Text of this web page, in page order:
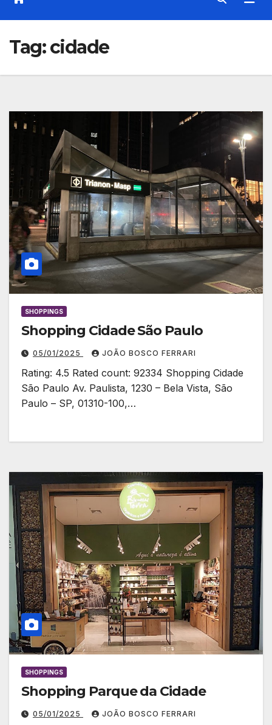
Tag:cidade
SHOPPINGS
Shopping Cidade São Paulo
05/01/2025 JOÃO BOSCO FERRARI
Rating: 4.5 Rated count: 92334 Shopping Cidade
São Paulo Av. Paulista, 1230 – Bela Vista, São
Paulo – SP, 01310-100,…
SHOPPINGS
Shopping Parque da Cidade
05/01/2025 JOÃO BOSCO FERRARI